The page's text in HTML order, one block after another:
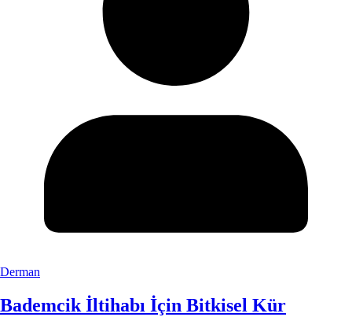
Derman
Bademcik İltihabı İçin Bitkisel Kür